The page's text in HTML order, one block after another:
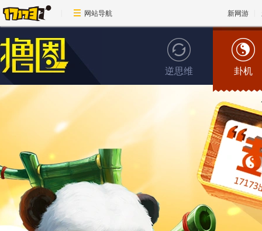
网站导航 新网游
逆思维 卦机
维克托的秘密